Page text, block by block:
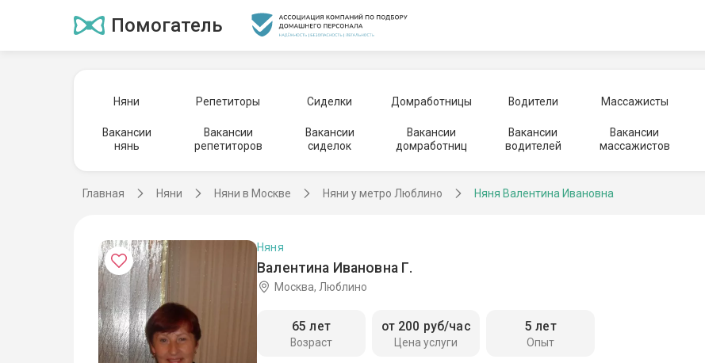
Помогатель
Няни Репетиторы Сиделки Домработницы Водители Массажисты
Вакансии
нянь
Вакансии
репетиторов
Вакансии
сиделок
Вакансии
домработниц
Вакансии
водителей
Вакансии
массажистов
Главная Няни Няни в Москве Няни у метро Люблино Няня Валентина Ивановна
Валентина Ивановна Г.
Няня
Москва, Люблино
Возраст
65 лет
Цена услуги
от 200 руб/час
Опыт
5 лет